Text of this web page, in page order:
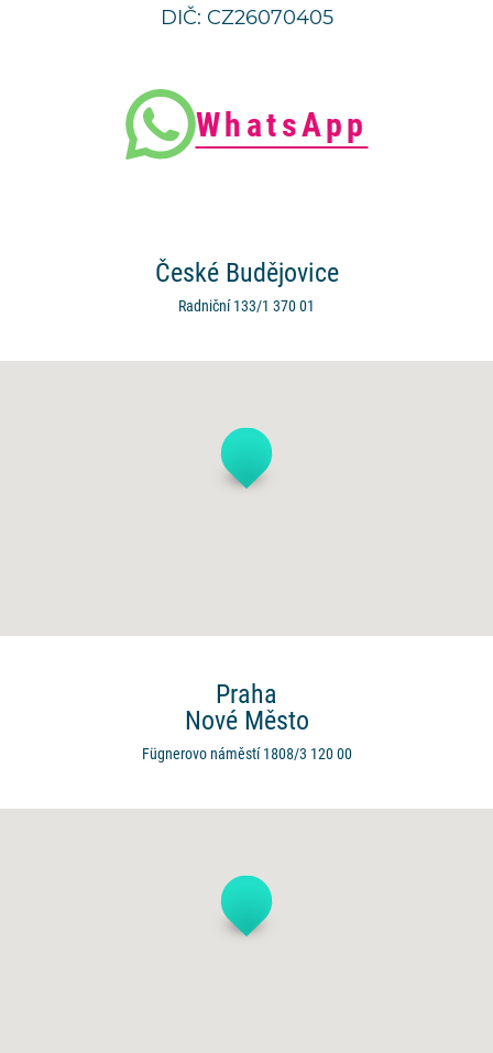
DIČ: CZ26070405
WhatsApp
České Budějovice
Radniční 133/1 370 01
Praha
Nové Město
Fügnerovo náměstí 1808/3 120 00